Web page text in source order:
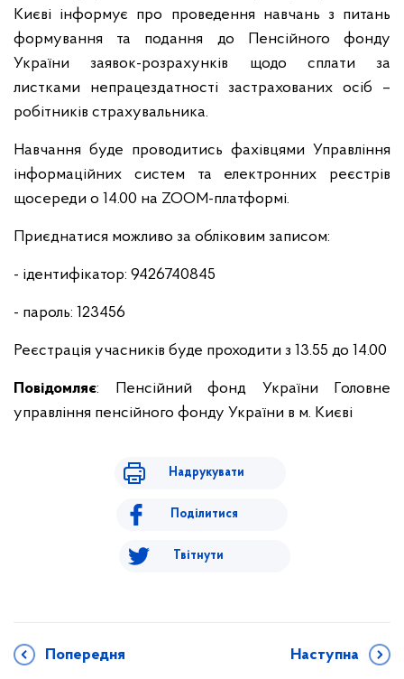
Києві інформує про проведення навчань з питань
формування та подання до Пенсійного фонду
України заявок-розрахунків щодо сплати за
листками непрацездатності застрахованих осіб –
робітників страхувальника.
Навчання буде проводитись фахівцями Управління
інформаційних систем та електронних реєстрів
щосереди о 14.00 на ZOOM-платформі.
Приєднатися можливо за обліковим записом:
- ідентифікатор: 9426740845
- пароль: 123456
Реєстрація учасників буде проходити з 13.55 до 14.00
Повідомляє: Пенсійний фонд України Головне
управління пенсійного фонду України в м. Києві
Надрукувати
Поділитися
Твітнути
Попередня Наступна